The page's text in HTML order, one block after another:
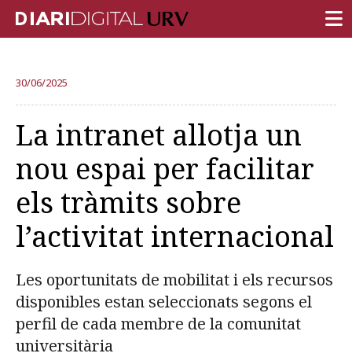
RECERCA
DOCÈNCIA
INSTITUCIÓ
VIDA AL CAMPUS
COMUNITAT URV
Més categories
30/06/2025
La intranet allotja un
nou espai per facilitar
els tràmits sobre
l’activitat internacional
Les oportunitats de mobilitat i els recursos
disponibles estan seleccionats segons el
perfil de cada membre de la comunitat
universitària